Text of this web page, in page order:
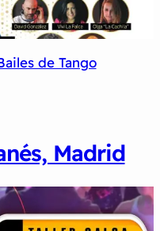
de Tango
Madrid